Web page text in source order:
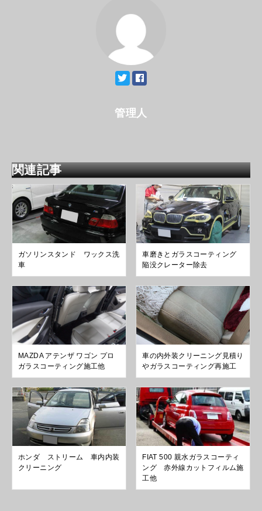
管理人
関連記事
ガソリンスタンド ワックス洗
車
車磨きとガラスコーティング
陥没クレーター除去
MAZDA アテンザ ワゴン プロ
ガラスコーティング施工他
車の内外装クリーニング見積り
やガラスコーティング再施工
ホンダ ストリーム 車内内装
クリーニング
FIAT 500 親水ガラスコーティ
ング 赤外線カットフィルム施
工他